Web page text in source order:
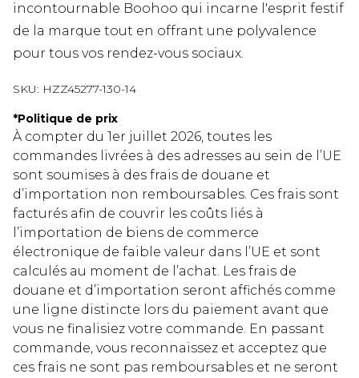
incontournable Boohoo qui incarne l'esprit festif
de la marque tout en offrant une polyvalence
pour tous vos rendez-vous sociaux.
SKU: HZZ45277-130-14
*Politique de prix
À compter du 1er juillet 2026, toutes les
commandes livrées à des adresses au sein de l’UE
sont soumises à des frais de douane et
d’importation non remboursables. Ces frais sont
facturés afin de couvrir les coûts liés à
l’importation de biens de commerce
électronique de faible valeur dans l’UE et sont
calculés au moment de l’achat. Les frais de
douane et d’importation seront affichés comme
une ligne distincte lors du paiement avant que
vous ne finalisiez votre commande. En passant
commande, vous reconnaissez et acceptez que
ces frais ne sont pas remboursables et ne seront